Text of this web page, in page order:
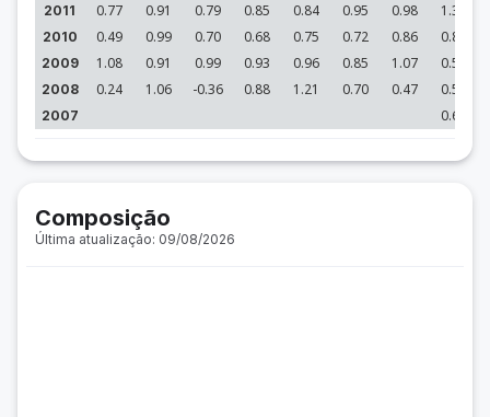
2011
0.77 0.91 0.79 0.85 0.84 0.95 0.98 1.38
2010 0.49 0.99 0.70 0.68 0.75 0.72 0.86 0.86
2009 1.08 0.91 0.99 0.93 0.96 0.85 1.07 0.59
2008 0.24 1.06 -0.36 0.88 1.21 0.70 0.47 0.54
2007 0.65
Composição
Última atualização: 09/08/2026